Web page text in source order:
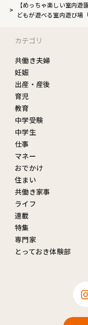
【めっちゃ楽しい室内
どもが遊べる室内遊び場
カテゴリ
共働き夫婦
妊娠
出産・産後
育児
教育
中学受験
中学生
仕事
マネー
おでかけ
住まい
共働き家事
ライフ
連載
特集
専門家
とっておき体験部